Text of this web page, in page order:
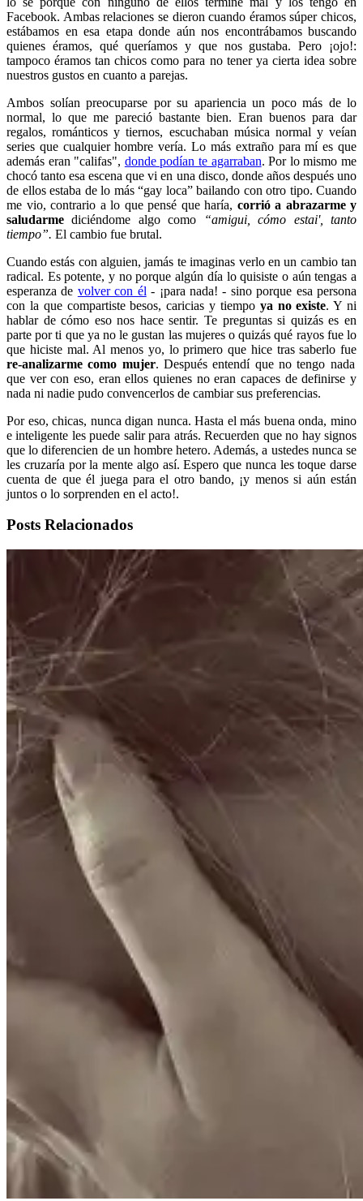
Facebook. Ambas relaciones se dieron cuando éramos súper chicos,
estábamos en esa etapa donde aún nos encontrábamos buscando
quienes éramos, qué queríamos y que nos gustaba. Pero ¡ojo!:
tampoco éramos tan chicos como para no tener ya cierta idea sobre
nuestros gustos en cuanto a parejas.
Ambos solían preocuparse por su apariencia un poco más de lo
normal, lo que me pareció bastante bien. Eran buenos para dar
regalos, románticos y tiernos, escuchaban música normal y veían
series que cualquier hombre vería. Lo más extraño para mí es que
además eran "califas", donde podían te agarraban. Por lo mismo me
chocó tanto esa escena que vi en una disco, donde años después uno
de ellos estaba de lo más “gay loca” bailando con otro tipo. Cuando
me vio, contrario a lo que pensé que haría, corrió a abrazarme y
saludarmediciéndome algo como “amigui, cómo estai', tanto
tiempo”. El cambio fue brutal.
Cuando estás con alguien, jamás te imaginas verlo en un cambio tan
radical. Es potente, y no porque algún día lo quisiste o aún tengas a
esperanza de volver con él - ¡para nada! - sino porque esa persona
con la que compartiste besos, caricias y tiempoya no existe. Y ni
hablar de cómo eso nos hace sentir. Te preguntas si quizás es en
parte por ti que ya no le gustan las mujeres o quizás qué rayos fue lo
que hiciste mal. Al menos yo, lo primero que hice tras saberlo fue
re-analizarme como mujer. Después entendí que no tengo nada
que ver con eso, eran ellos quienes no eran capaces de definirse y
nada ni nadie pudo convencerlos de cambiar sus preferencias.
Por eso, chicas, nunca digan nunca. Hasta el más buena onda, mino
e inteligente les puede salir para atrás. Recuerden que no hay signos
que lo diferencien de un hombre hetero. Además, a ustedes nunca se
les cruzaría por la mente algo así. Espero que nunca les toque darse
cuenta de que él juega para el otro bando, ¡y menos si aún están
juntos o lo sorprenden en el acto!.
Posts Relacionados